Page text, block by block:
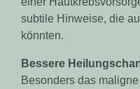
subtile Hinweise, die
könnten.
Bessere
Besonders das